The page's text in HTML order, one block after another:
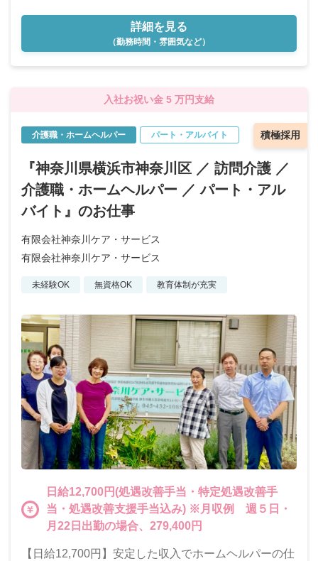
詳細を見る
（勤務時間・雰囲気など）
入社お祝い金 5 万円支給
積極採用
介護職・ホームヘルパー パート・アルバイト
『神奈川県横浜市神奈川区 ／ 訪問介護 ／
介護職・ホームヘルパー ／ パート・アル
バイト』のお仕事
有限会社神奈川ケア・サービス
有限会社神奈川ケア・サービス
未経験OK 無資格OK 教育体制が充実
日給12,700円(処遇改善手当・特定処遇改善手
当・処遇改善支援手当込み) ※月収例 週５日・
月22日出勤の場合、279,400円
【日給12,700円】安定した収入でホームヘルパーの仕